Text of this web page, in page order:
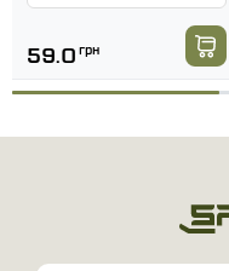
59.0 грн